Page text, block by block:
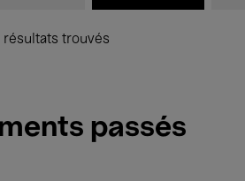
résultats trouvés
passés